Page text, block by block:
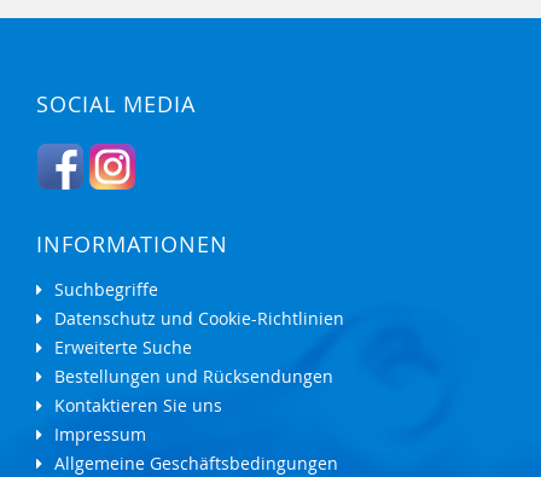
SOCIAL MEDIA
INFORMATIONEN
Suchbegriffe
Datenschutz und Cookie-Richtlinien
Erweiterte Suche
Bestellungen und Rücksendungen
Kontaktieren Sie uns
Impressum
Allgemeine Geschäftsbedingungen